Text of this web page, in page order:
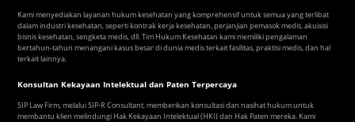
Kami menyediakan layanan hukum kesehatan yang komprehensif untuk semua yang terlibat
dalam industri kesehatan, seperti kontrak kerja kesehatan, perjanjian pemasok medis, akuisisi
bisnis kesehatan, sengketa medis, dll. Tim Hukum Kesehatan kami memiliki pengalaman
bertahun-tahun menangani kasus besar di dunia medis terkait fasilitas, praktisi medis, dan hal
terkait lainnya.
Konsultan Kekayaan Intelektual dan Paten Terpercaya
SIP Law Firm, melalui SIP-R Consultant, memberikan konsultasi dan nasihat hukum untuk
membantu klien melindungi Hak Kekayaan Intelektual (HKI) dan Hak Paten mereka. Kami